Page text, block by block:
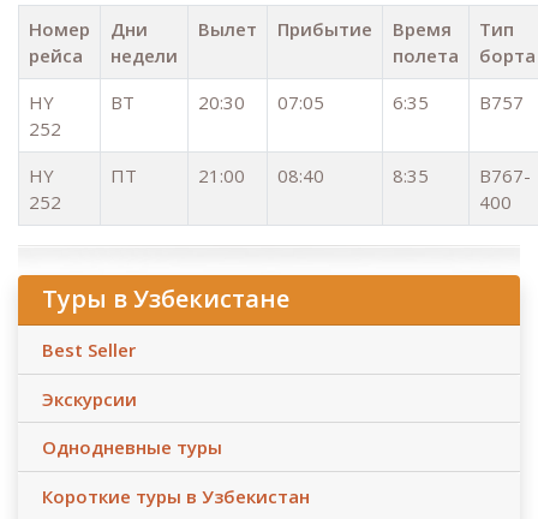
Номер
рейса
Дни
недели
Вылет Прибытие
Время
полета
Тип
борта
HY
252
ВТ 20:30 07:05 6:35 B757
HY
252
ПТ 21:00 08:40 8:35
B767-
400
Туры в Узбекистане
Best Seller
Экскурсии
Однодневные туры
Короткие туры в Узбекистан